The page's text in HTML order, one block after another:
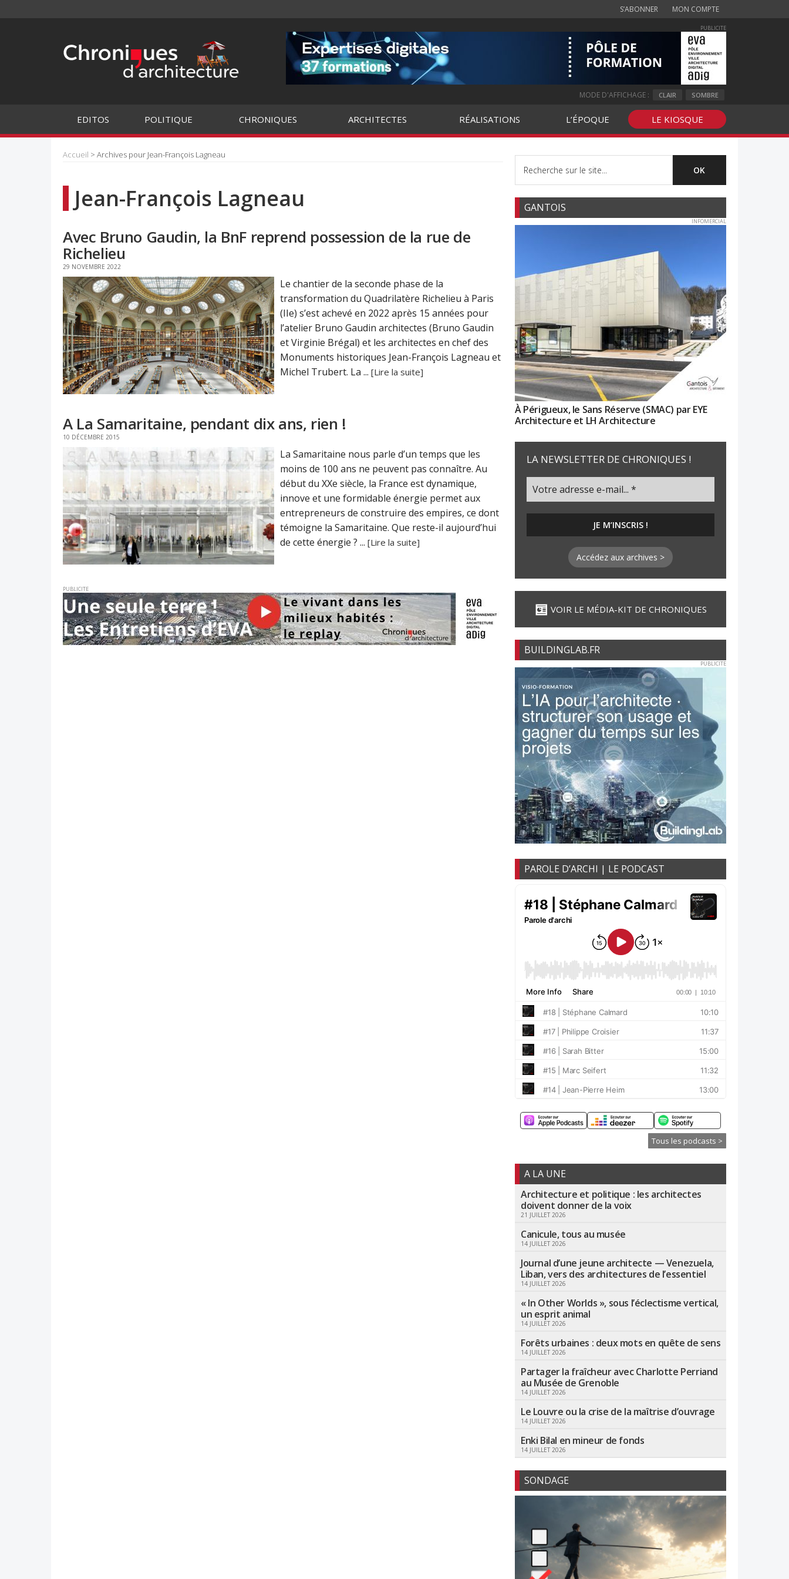
S’ABONNER MON COMPTE
PUBLICITE
MODE D'AFFICHAGE : CLAIR SOMBRE
EDITOS POLITIQUE CHRONIQUES ARCHITECTES RÉALISATIONS L’ÉPOQUE LE KIOSQUE
Accueil > Archives pour Jean-François Lagneau
Jean-François Lagneau
Avec Bruno Gaudin, la BnF reprend possession de la rue de
Richelieu
29 NOVEMBRE 2022
Le chantier de la seconde phase de la
transformation du Quadrilatère Richelieu à Paris
(IIe) s’est achevé en 2022 après 15 années pour
l’atelier Bruno Gaudin architectes (Bruno Gaudin
et Virginie Brégal) et les architectes en chef des
Monuments historiques Jean-François Lagneau et
Michel Trubert. La ... [Lire la suite]
A La Samaritaine, pendant dix ans, rien !
10 DÉCEMBRE 2015
La Samaritaine nous parle d’un temps que les
moins de 100 ans ne peuvent pas connaître. Au
début du XXe siècle, la France est dynamique,
innove et une formidable énergie permet aux
entrepreneurs de construire des empires, ce dont
témoigne la Samaritaine. Que reste-il aujourd’hui
de cette énergie ? ... [Lire la suite]
PUBLICITE
GANTOIS
INFOMERCIAL
À Périgueux, le Sans Réserve (SMAC) par EYE
Architecture et LH Architecture
LA NEWSLETTER DE CHRONIQUES !
Accédez aux archives >
VOIR LE MÉDIA-KIT DE CHRONIQUES
BUILDINGLAB.FR
PUBLICITE
PAROLE D’ARCHI | LE PODCAST
Tous les podcasts >
A LA UNE
Architecture et politique : les architectes
doivent donner de la voix
21 JUILLET 2026
Canicule, tous au musée
14 JUILLET 2026
Journal d’une jeune architecte — Venezuela,
Liban, vers des architectures de l’essentiel
14 JUILLET 2026
« In Other Worlds », sous l’éclectisme vertical,
un esprit animal
14 JUILLET 2026
Forêts urbaines : deux mots en quête de sens
14 JUILLET 2026
Partager la fraîcheur avec Charlotte Perriand
au Musée de Grenoble
14 JUILLET 2026
Le Louvre ou la crise de la maîtrise d’ouvrage
14 JUILLET 2026
Enki Bilal en mineur de fonds
14 JUILLET 2026
SONDAGE